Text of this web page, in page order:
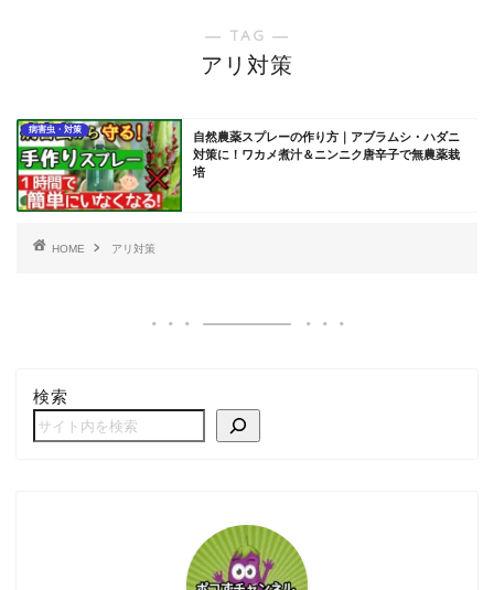
― TAG ―
アリ対策
病害虫・対策
自然農薬スプレーの作り方｜アブラムシ・ハダニ
対策に！ワカメ煮汁＆ニンニク唐辛子で無農薬栽
培
HOME アリ対策
検索